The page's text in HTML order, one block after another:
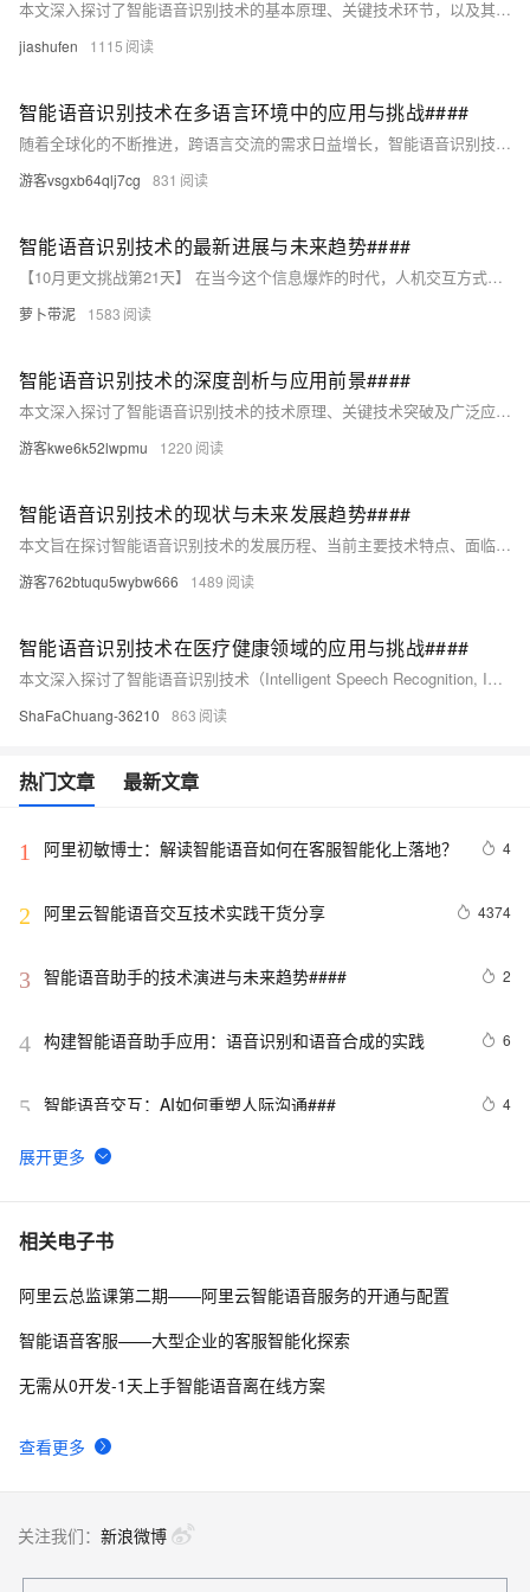
本文深入探讨了智能语音识别技术的基本原理、关键技术环节，以及其在智能家居领域的广泛应用现状。通过分析当前面临的主要挑战，如环境噪音干扰、方言及口音识别难题等，文章进一步展望了未来发展趋势，包括技术融合创新、个性化服务定制及安全隐私保护的加强。本文旨在为读者提供一个关于智能语音识别技术在智能家居中应用的全面视角，同时激发对该领域未来发展方向的思考。 ####
jiashufen 1115
智能语音识别技术在多语言环境中的应用与挑战####
随着全球化的不断推进，跨语言交流的需求日益增长，智能语音识别技术成为连接不同语言文化的桥梁。本文旨在探索该技术在多语言环境中的应用现状、面临的挑战及未来发展趋势，通过深入分析技术瓶颈与创新策略，为促进全球无障碍沟通提供新视角。 ####
游客vsgxb64qlj7cg 831
智能语音识别技术的最新进展与未来趋势####
【10月更文挑战第21天】 在当今这个信息爆炸的时代，人机交互方式正经历着前所未有的变革。本文深入探讨了智能语音识别技术的前沿动态，从深度学习模型的创新应用到跨语言、跨领域的适应性增强，揭示了该领域如何不断突破技术壁垒，提升用户体验的真实案例与数据支撑。通过对比分析当前主流算法的性能差异，本文旨在为研究者和开发者提供一幅清晰的技术演进蓝图，同时展望了多模态融合、情感识别等新兴方向的广阔前景。 ####
萝卜带泥 1583
智能语音识别技术的深度剖析与应用前景####
本文深入探讨了智能语音识别技术的技术原理、关键技术突破及广泛应用场景，通过具体实例展现了该技术如何深刻改变我们的日常生活和工作方式。文章还分析了当前面临的挑战与未来发展趋势，为读者提供了一幅全面而深入的智能语音识别技术图景。 ####
游客kwe6k52lwpmu 1220
智能语音识别技术的现状与未来发展趋势####
本文旨在探讨智能语音识别技术的发展历程、当前主要技术特点、面临的挑战以及未来的发展趋势。通过综述该领域的最新研究进展和应用实例，本文为读者提供了一个关于智能语音识别技术的全面概览，并展望了其在未来可能的发展方向。 ####
游客762btuqu5wybw666 1489
智能语音识别技术在医疗健康领域的应用与挑战####
本文深入探讨了智能语音识别技术（Intelligent Speech Recognition, ISR）在医疗健康领域的现状、应用实例及面临的主要挑战。通过分析ISR技术的基本原理，结合其在电子病历记录、远程医疗咨询、患者监护及健康管理等方面的实际应用案例，揭示了该技术如何提升医疗服务效率、改善医患沟通并促进个性化医疗的发展。同时，文章也指出了数据隐私保护、方言与口音识别难题、技术准确性及用户接受度等关键挑战，为未来研究和技术优化提供了方向。 ####
ShaFaChuang-36210 863
热门文章 最新文章
1 阿里初敏博士：解读智能语音如何在客服智能化上落地？ 4
2 阿里云智能语音交互技术实践干货分享 4374
3 2
4 构建智能语音助手应用：语音识别和语音合成的实践 6
5 4
6
7 构建智能语音助手应用：语音识别和语音合成的实践
8 云端问道22期——AI智能语音实时互动
相关电子书
查看更多
阿里云总监课第二期——阿里云智能语音服务的开通与配置
智能语音客服——大型企业的客服智能化探索
无需从0开发-1天上手智能语音离在线方案
关注我们： 新浪微博